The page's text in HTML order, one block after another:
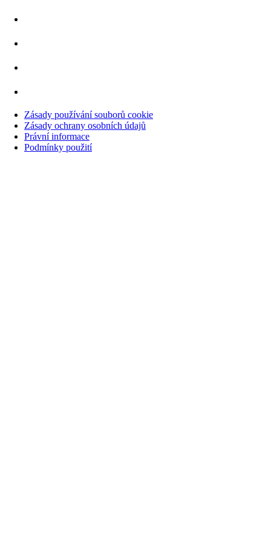
Zásady používání souborů cookie
Zásady ochrany osobních údajů
Právní informace
Podmínky použití